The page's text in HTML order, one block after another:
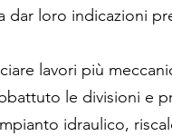
loro indicazioni
lavori più
le divisioni e
idraulico,